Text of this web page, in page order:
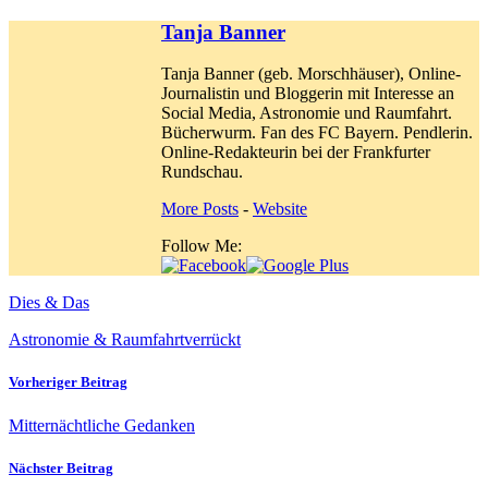
Tanja Banner
Tanja Banner (geb. Morschhäuser), Online-
Journalistin und Bloggerin mit Interesse an
Social Media, Astronomie und Raumfahrt.
Bücherwurm. Fan des FC Bayern. Pendlerin.
Online-Redakteurin bei der Frankfurter
Rundschau.
More Posts - Website
Follow Me:
Dies & Das
Astronomie & Raumfahrtverrückt
Vorheriger Beitrag
Mitternächtliche Gedanken
Nächster Beitrag